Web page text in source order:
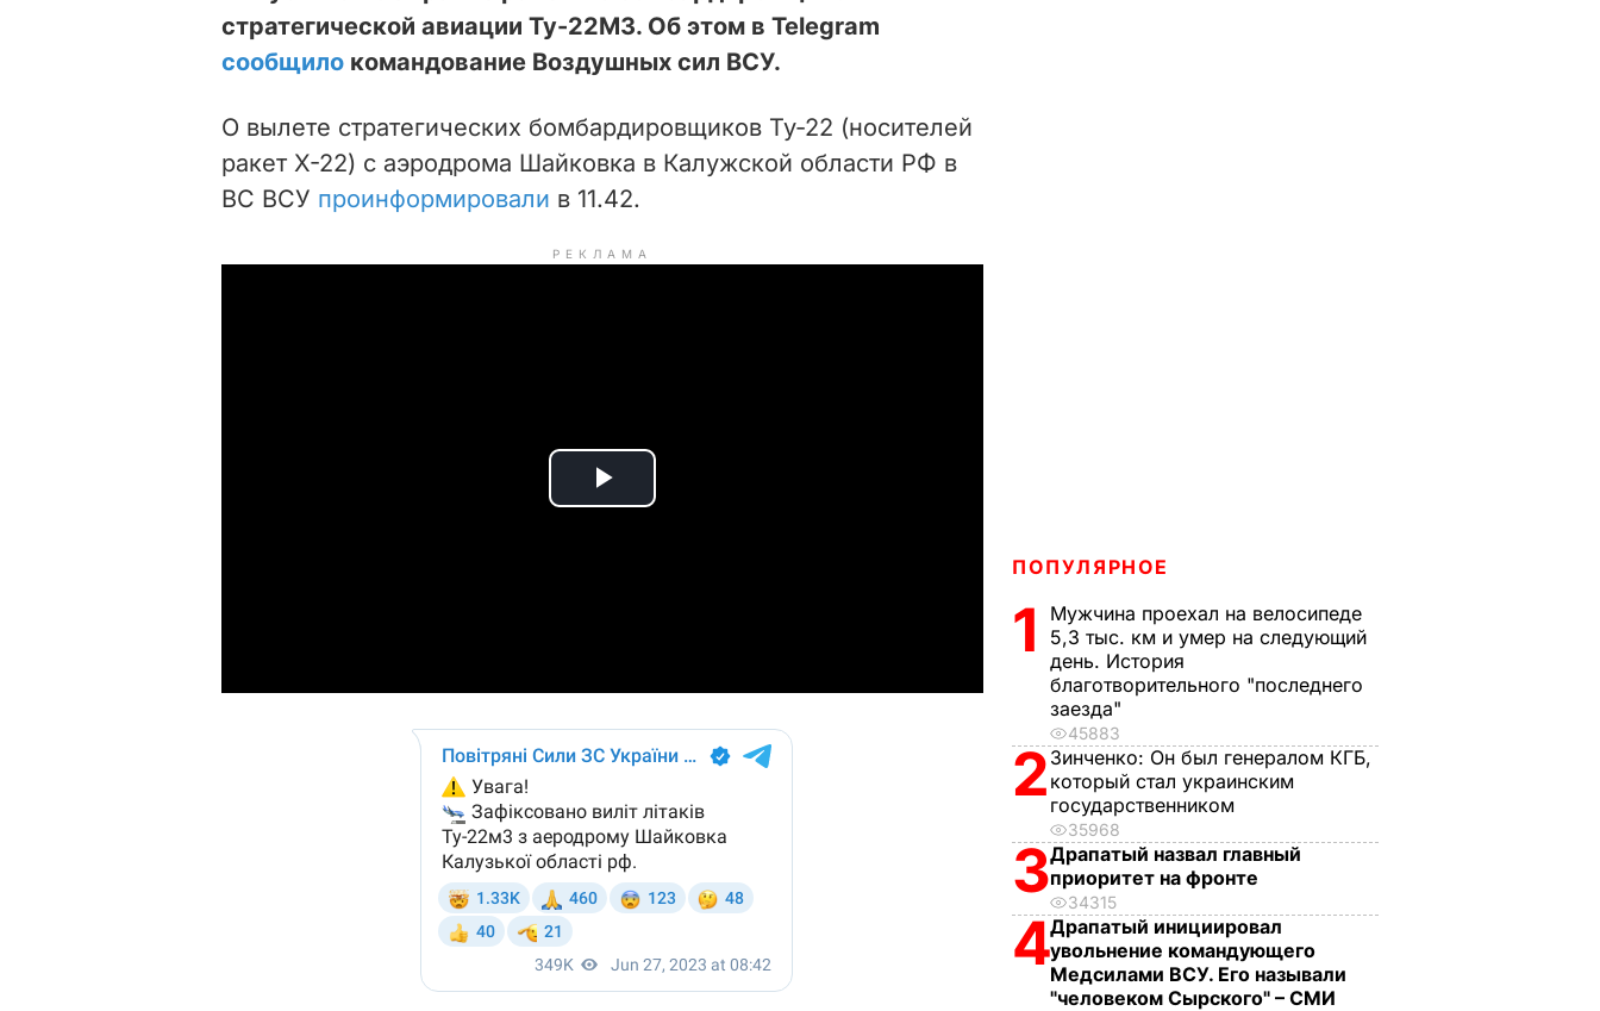
стратегической авиации Ту-22М3. Об этом в Telegram
сообщило командование Воздушных сил ВСУ.
О вылете стратегических бомбардировщиков Ту-22 (носителей
ракет Х-22) с аэродрома Шайковка в Калужской области РФ в
ВС ВСУ проинформировали в 11.42.
РЕКЛАМА
P
V
i
d
e
ПОПУЛЯРНОЕ
1
Мужчина проехал на велосипеде
5,3 тыс. км и умер на следующий
день. История
благотворительного "последнего
заезда"
45883
2 Зинченко: Он был генералом КГБ,
который стал украинским
государственником
35968
3Драпатый назвал главный
приоритет на фронте
34315
4Драпатый инициировал
увольнение командующего
Медсилами ВСУ. Его называли
"человеком Сырского" – СМИ